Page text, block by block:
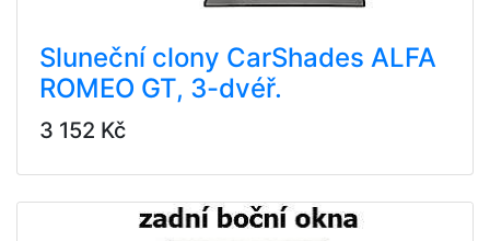
Sluneční clony CarShades ALFA
ROMEO GT, 3-dvéř.
3 152 Kč